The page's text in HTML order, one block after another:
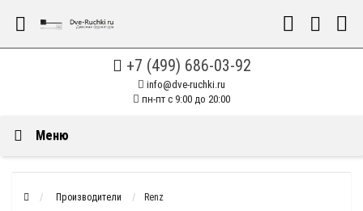
+7 (499) 686-03-92
info@dve-ruchki.ru
пн-пт с 9:00 до 20:00
Меню
Производители Renz